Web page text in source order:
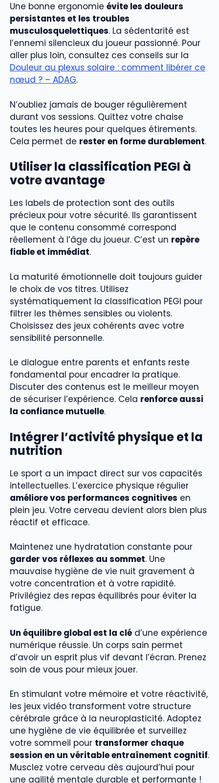
Une bonne ergonomie évite les douleurs
persistantes et les troubles
musculosquelettiques. La sédentarité est
l’ennemi silencieux du joueur passionné. Pour
aller plus loin, consultez ces conseils sur la
Douleur au plexus solaire : comment libérer ce
nœud ? – ADAG.
N’oubliez jamais de bouger régulièrement
durant vos sessions. Quittez votre chaise
toutes les heures pour quelques étirements.
Cela permet de rester en forme durablement.
Utiliser la classification PEGI à
votre avantage
Les labels de protection sont des outils
précieux pour votre sécurité. Ils garantissent
que le contenu consommé correspond
réellement à l’âge du joueur. C’est un repère
fiable et immédiat.
La maturité émotionnelle doit toujours guider
le choix de vos titres. Utilisez
systématiquement la classification PEGI pour
filtrer les thèmes sensibles ou violents.
Choisissez des jeux cohérents avec votre
sensibilité personnelle.
Le dialogue entre parents et enfants reste
fondamental pour encadrer la pratique.
Discuter des contenus est le meilleur moyen
de sécuriser l’expérience. Cela renforce aussi
la confiance mutuelle.
Intégrer l’activité physique et la
nutrition
Le sport a un impact direct sur vos capacités
intellectuelles. L’exercice physique régulier
améliore vos performances cognitives en
plein jeu. Votre cerveau devient alors bien plus
réactif et efficace.
Maintenez une hydratation constante pour
garder vos réflexes au sommet. Une
mauvaise hygiène de vie nuit gravement à
votre concentration et à votre rapidité.
Privilégiez des repas équilibrés pour éviter la
fatigue.
Un équilibre global est la clé d’une expérience
numérique réussie. Un corps sain permet
d’avoir un esprit plus vif devant l’écran. Prenez
soin de vous pour mieux jouer.
En stimulant votre mémoire et votre réactivité,
les jeux vidéo transforment votre structure
cérébrale grâce à la neuroplasticité. Adoptez
une hygiène de vie équilibrée et surveillez
votre sommeil pour transformer chaque
session en un véritable entraînement cognitif.
Musclez votre cerveau dès aujourd’hui pour
une agilité mentale durable et performante !